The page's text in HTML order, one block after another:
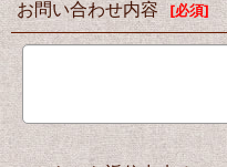
お問い合わせ内容 [必須]